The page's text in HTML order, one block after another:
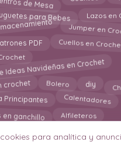
para Bebes Lazos en
Jumper en
PDF Cuellos en
Ideas Navideñas en Crochet
crochet Bolero diy
Principantes Calentadores
ganchillo Alfileteros
para analítica y